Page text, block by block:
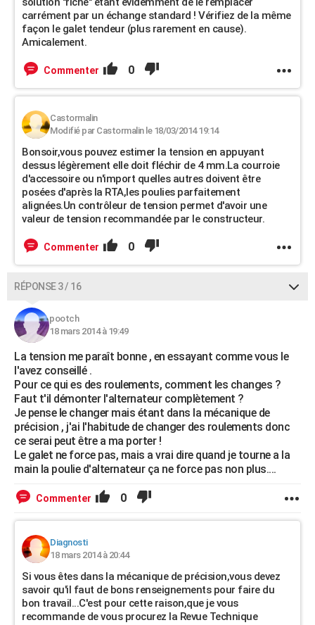
carrément par un échange standard ! Vérifiez de la même
façon le galet tendeur (plus rarement en cause).
Amicalement.
Commenter 0
Castormalin
Modifié par Castormalin le 18/03/2014 19:14
Bonsoir,vous pouvez estimer la tension en appuyant
dessus légèrement elle doit fléchir de 4 mm.La courroie
d'accessoire ou n'import quelles autres doivent être
posées d'après la RTA,les poulies parfaitement
alignées.Un contrôleur de tension permet d'avoir une
valeur de tension recommandée par le constructeur.
Commenter 0
RÉPONSE 3 / 16
pootch
18 mars 2014 à 19:49
La tension me paraît bonne , en essayant comme vous le
l'avez conseillé .
Pour ce qui es des roulements, comment les changes ?
Faut t'il démonter l'alternateur complètement ?
Je pense le changer mais étant dans la mécanique de
précision , j'ai l'habitude de changer des roulements donc
ce serai peut être a ma porter !
Le galet ne force pas, mais a vrai dire quand je tourne a la
main la poulie d'alternateur ça ne force pas non plus....
Commenter 0
Diagnosti
18 mars 2014 à 20:44
Si vous êtes dans la mécanique de précision,vous devez
savoir qu'il faut de bons renseignements pour faire du
bon travail...C'est pour cette raison,que je vous
recommande de vous procurez la Revue Technique